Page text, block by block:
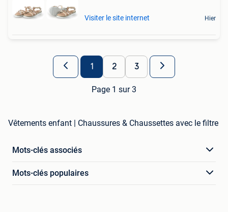
Visiter le site internet Hier
1 2 3
Page 1 sur 3
Vêtements enfant | Chaussures & Chaussettes avec le filtre
Mots-clés associés
Mots-clés populaires